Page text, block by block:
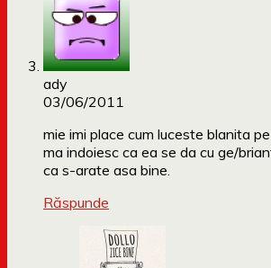
ady
03/06/2011
mie imi place cum luceste blanita
ma indoiesc ca ea se da cu ge/
ca s-arate asa bine.
Răspunde